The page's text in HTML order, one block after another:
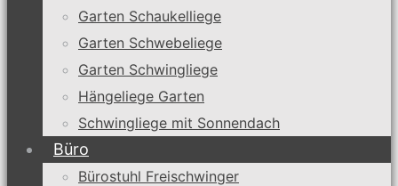
Garten Schaukelliege
Garten Schwebeliege
Garten Schwingliege
Hängeliege Garten
Schwingliege mit Sonnendach
Büro
Bürostuhl Freischwinger